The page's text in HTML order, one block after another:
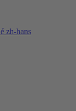
zh-hans